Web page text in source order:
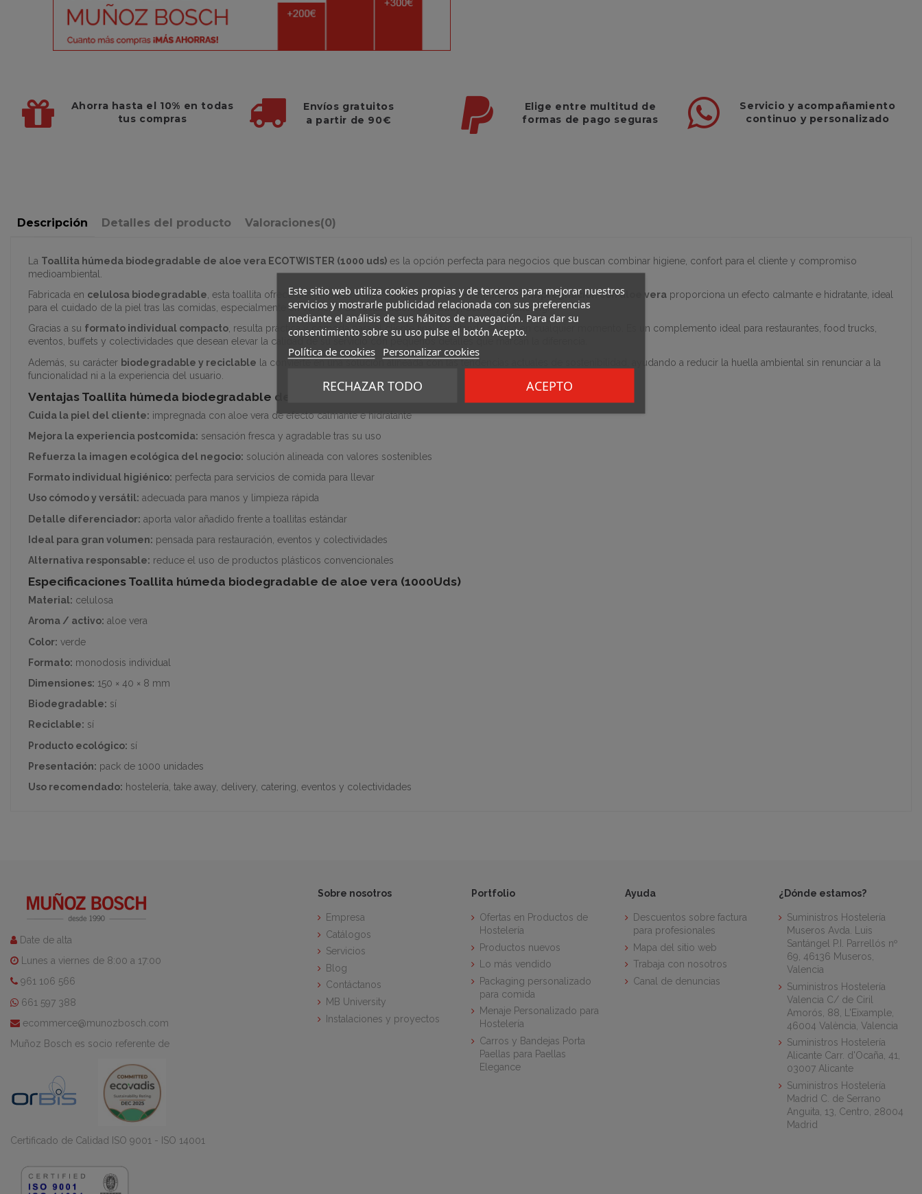
Este sitio web utiliza cookies propias y de terceros para mejorar nuestros
servicios y mostrarle publicidad relacionada con sus preferencias
mediante el análisis de sus hábitos de navegación. Para dar su
consentimiento sobre su uso pulse el botón Acepto.
Política de cookies Personalizar cookies
RECHAZAR TODO ACEPTO
Ahorra hasta el 10% en todas
tus compras
Envíos gratuitos
a partir de 90€
Elige entre multitud de
formas de pago seguras
Servicio y acompañamiento
continuo y personalizado
Descripción Detalles del producto Valoraciones(0)
La Toallita húmeda biodegradable de aloe vera ECOTWISTER (1000 uds) es la opción perfecta para negocios que buscan combinar higiene, confort para el cliente y compromiso
medioambiental.
Fabricada en celulosa biodegradable , esta toallita ofrece una limpieza eficaz y respetuosa con el entorno. Suimpregnación con aloe vera proporciona un efecto calmante e hidratante, ideal
para el cuidado de la piel tras las comidas, especialmente en servicios de restauración, take away, delivery y catering.
Gracias a su formato individual compacto, resulta práctica y cómoda para el cliente final, facilitando su uso en cualquier momento. Es un complemento ideal para restaurantes, food trucks,
eventos, buffets y colectividades que desean elevar la calidad de su servicio con pequeños detalles que marcan la diferencia.
Además, su carácter biodegradable y reciclable la convierte en una solución alineada con las tendencias actuales de sostenibilidad, ayudando a reducir la huella ambiental sin renunciar a la
funcionalidad ni a la experiencia del usuario.
Ventajas Toallita húmeda biodegradable de aloe vera (1000Uds)
Cuida la piel del cliente: impregnada con aloe vera de efecto calmante e hidratante
Mejora la experiencia postcomida: sensación fresca y agradable tras su uso
Refuerza la imagen ecológica del negocio: solución alineada con valores sostenibles
Formato individual higiénico: perfecta para servicios de comida para llevar
Uso cómodo y versátil: adecuada para manos y limpieza rápida
Detalle diferenciador: aporta valor añadido frente a toallitas estándar
Ideal para gran volumen: pensada para restauración, eventos y colectividades
Alternativa responsable: reduce el uso de productos plásticos convencionales
Especificaciones Toallita húmeda biodegradable de aloe vera (1000Uds)
Material: celulosa
Aroma / activo: aloe vera
Color: verde
Formato: monodosis individual
Dimensiones: 150 × 40 × 8 mm
Biodegradable: sí
Reciclable: sí
Producto ecológico: sí
Presentación: pack de 1000 unidades
Uso recomendado: hostelería, take away, delivery, catering, eventos y colectividades
Date de alta
Lunes a viernes de 8:00 a 17:00
961 106 566
661 597 388
ecommerce@munozbosch.com
Muñoz Bosch es socio referente de
Certificado de Calidad ISO 9001 - ISO 14001
Sobre nosotros
Empresa
Catálogos
Servicios
Blog
Contáctanos
MB University
Instalaciones y proyectos
Portfolio
Ofertas en Productos de
Hostelería
Productos nuevos
Lo más vendido
Packaging personalizado
para comida
Menaje Personalizado para
Hostelería
Carros y Bandejas Porta
Paellas para Paellas
Elegance
Ayuda
Descuentos sobre factura
para profesionales
Mapa del sitio web
Trabaja con nosotros
Canal de denuncias
¿Dónde estamos?
Suministros Hostelería
Museros Avda. Luis
Santángel P.I. Parrellós nº
69, 46136 Museros,
Valencia
Suministros Hostelería
Valencia C/ de Ciril
Amorós, 88, L'Eixample,
46004 València, Valencia
Suministros Hostelería
Alicante Carr. d'Ocaña, 41,
03007 Alicante
Suministros Hostelería
Madrid C. de Serrano
Anguita, 13, Centro, 28004
Madrid